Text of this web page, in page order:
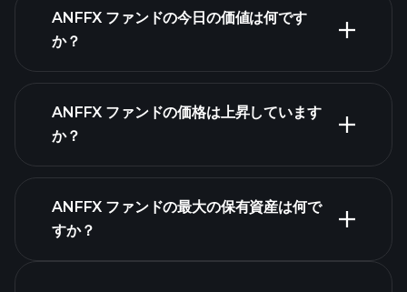
ANFFX ファンドの今日の価値は何です
か？
ANFFX ファンドの価格は上昇しています
か？
ANFFX ファンドの最大の保有資産は何で
すか？